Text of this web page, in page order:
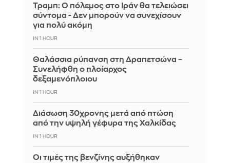
Τραμπ: Ο πόλεμος στο Ιράν θα τελειώσει
σύντομα - Δεν μπορούν να συνεχίσουν
για πολύ ακόμη
IN 1 HOUR
Θαλάσσια ρύπανση στη Δραπετσώνα –
Συνελήφθη ο πλοίαρχος
δεξαμενόπλοιου
IN 1 HOUR
Διάσωση 30χρονης μετά από πτώση
από την υψηλή γέφυρα της Χαλκίδας
IN 1 HOUR
Οι τιμές της βενζίνης αυξήθηκαν